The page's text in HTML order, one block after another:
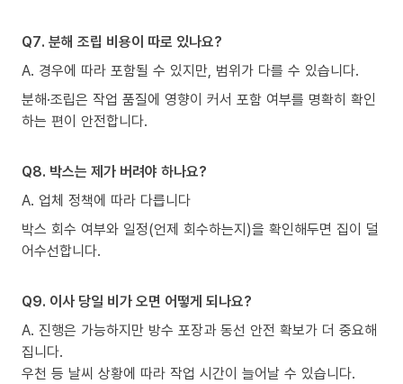
Q7. 분해 조립 비용이 따로 있나요?
A. 경우에 따라 포함될 수 있지만, 범위가 다를 수 있습니다.
분해·조립은 작업 품질에 영향이 커서 포함 여부를 명확히 확인
하는 편이 안전합니다.
Q8. 박스는 제가 버려야 하나요?
A. 업체 정책에 따라 다릅니다
박스 회수 여부와 일정(언제 회수하는지)을 확인해두면 집이 덜
어수선합니다.
Q9. 이사 당일 비가 오면 어떻게 되나요?
A. 진행은 가능하지만 방수 포장과 동선 안전 확보가 더 중요해
집니다.
우천 등 날씨 상황에 따라 작업 시간이 늘어날 수 있습니다.